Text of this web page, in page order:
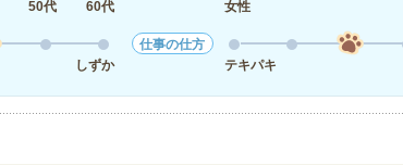
50代 60代
女性
しずか
仕事の仕方
テキパキ